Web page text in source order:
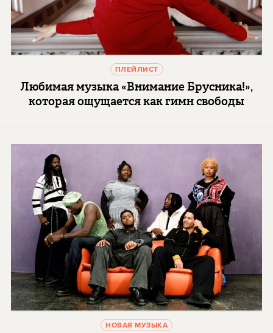
ПЛЕЙЛИСТ
Любимая музыка «Внимание Брусника!»,
которая ощущается как гимн свободы
НОВАЯ МУЗЫКА